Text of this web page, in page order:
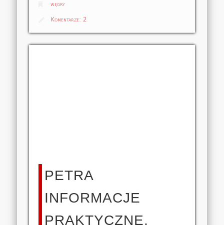
węgry
Komentarze:2
PETRA
INFORMACJE
PRAKTYCZNE.